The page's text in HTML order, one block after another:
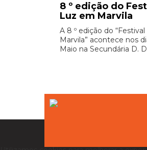
8 º edição do
Luz em Marvila
A 8 º edição do
Marvila” acontece nos
Maio na Secundária D.